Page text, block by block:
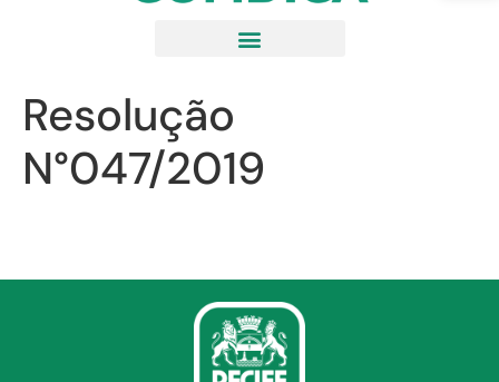
Resolução
N°047/2019